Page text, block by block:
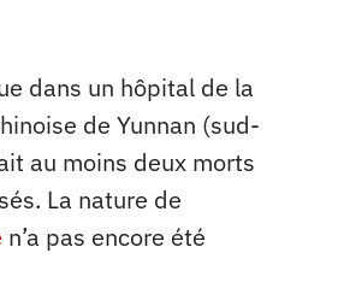
dans un hôpital de la
de Yunnan (sud-
au moins deux morts
La nature de
n’a pas encore été